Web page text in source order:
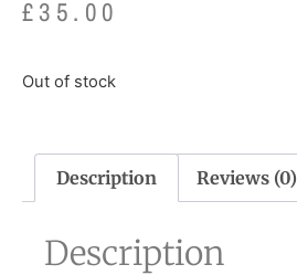
£35.00
Out of stock
Description Reviews (0)
Description